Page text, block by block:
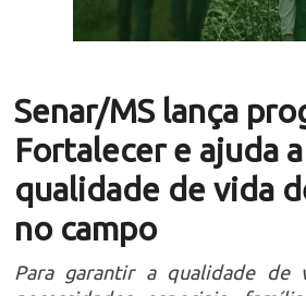
Senar/MS lança
Fortalecer e ajuda
qualidade de vida
no campo
Para garantir a qualidade